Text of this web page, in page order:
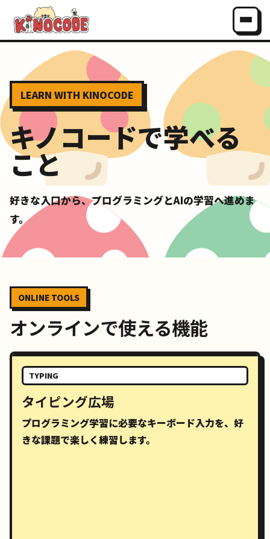
LEARN WITH KINOCODE
キノコードで学べる
こと
好きな入口から、プログラミングとAIの学習へ進めま
す。
ONLINE TOOLS
オンラインで使える機能
TYPING
タイピング広場
プログラミング学習に必要なキーボード入力を、好
きな課題で楽しく練習します。